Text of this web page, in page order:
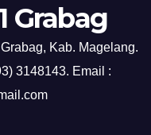
Grabag
Kab. Magelang.
3148143. Email :